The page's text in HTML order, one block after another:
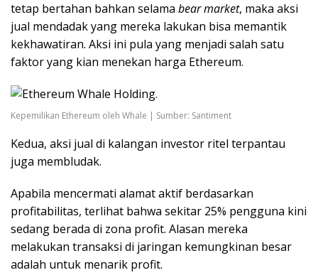
tetap bertahan bahkan selama bear market, maka aksi
jual mendadak yang mereka lakukan bisa memantik
kekhawatiran. Aksi ini pula yang menjadi salah satu
faktor yang kian menekan harga Ethereum.
Kepemilikan Ethereum oleh Whale | Sumber: Santiment
Kedua, aksi jual di kalangan investor ritel terpantau
juga membludak.
Apabila mencermati alamat aktif berdasarkan
profitabilitas, terlihat bahwa sekitar 25% pengguna kini
sedang berada di zona profit. Alasan mereka
melakukan transaksi di jaringan kemungkinan besar
adalah untuk menarik profit.